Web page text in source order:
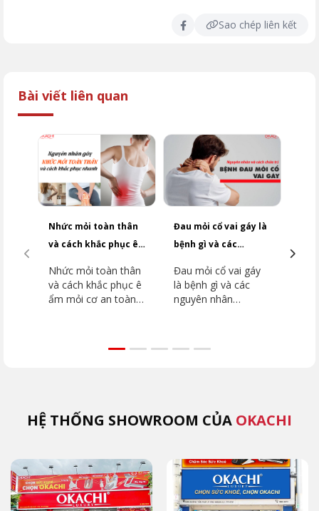
Sao chép liên kết
Bài viết liên quan
Nhức mỏi toàn thân
và cách khắc phục ê
Nhức mỏi toàn thân
và cách khắc phục ê
ẩm mỏi cơ an toàn
Đau mỏi cổ vai gáy là
bệnh gì và các
THƯỜNG GẶP
Đau mỏi cổ vai gáy
là bệnh gì và các
nguyên nhân
HỆ THỐNG SHOWROOM CỦA OKACHI